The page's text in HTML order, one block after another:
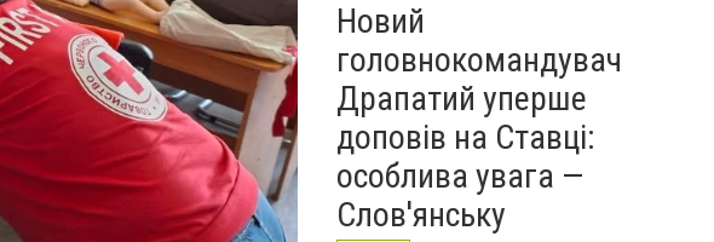
Новий
головнокомандувач
Драпатий уперше
доповів на Ставці:
особлива увага —
Слов'янську